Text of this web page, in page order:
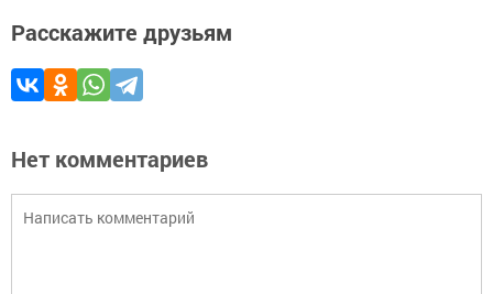
Расскажите друзьям
Нет комментариев